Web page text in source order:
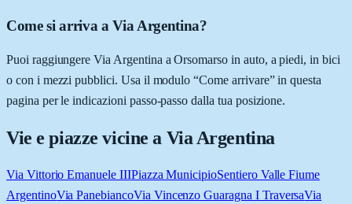
Come si arriva a Via Argentina?
Puoi raggiungere Via Argentina a Orsomarso in auto, a piedi, in bici
o con i mezzi pubblici. Usa il modulo “Come arrivare” in questa
pagina per le indicazioni passo-passo dalla tua posizione.
Vie e piazze vicine a Via Argentina
Via Vittorio Emanuele IIIPiazza MunicipioSentiero Valle Fiume
ArgentinoVia PanebiancoVia Vincenzo Guaragna I TraversaVia